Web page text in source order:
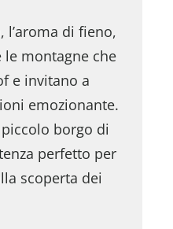
l’aroma di fieno,
le montagne che
e invitano a
emozionante.
borgo di
perfetto per
scoperta dei